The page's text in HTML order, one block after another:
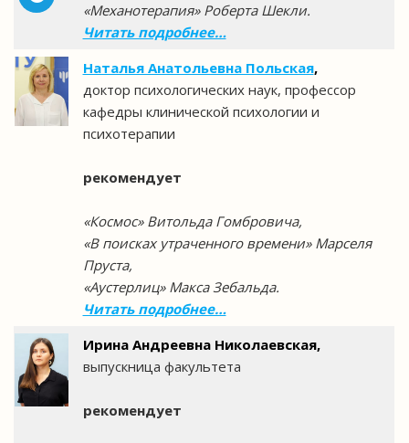
«Механотерапия» Роберта Шекли.
Читать подробнее…
Наталья Анатольевна Польская,
доктор психологических наук, профессор
кафедры клинической психологии и
психотерапии
рекомендует
«Космос» Витольда Гомбровича,
«В поисках утраченного времени» Марселя
Пруста,
«Аустерлиц» Макса Зебальда.
Читать подробнее…
Ирина Андреевна Николаевская,
выпускница факультета
рекомендует